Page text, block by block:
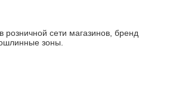
сети магазинов, бренд
зоны.